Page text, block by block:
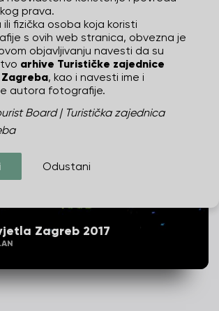
Zagreb 2017
Zagreb 2017
prava.
ili fizička osoba koja koristi
s ovih web stranica, obvezna je
objavljivanju navesti da su
arhive Turističke zajednice
, kao i navesti ime i
autora fotografije.
Board | Turistička zajednica
Odustani